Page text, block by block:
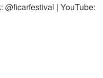
@ficarfestival | YouTube: